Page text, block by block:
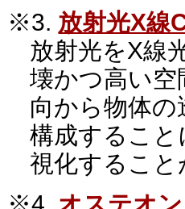
※3. 放射光X線
放射光をX線
壊かつ高い空
向から物体
構成するこ
視化するこ